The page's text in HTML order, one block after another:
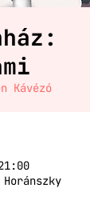
Kávézó